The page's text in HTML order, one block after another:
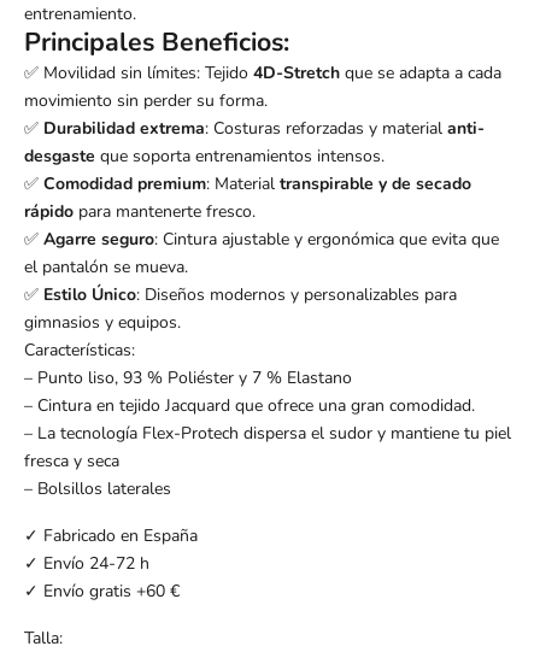
entrenamiento.
Principales Beneficios:
✅ Movilidad sin límites: Tejido 4D-Stretch que se adapta a cada
movimiento sin perder su forma.
✅ Durabilidad extrema: Costuras reforzadas y material anti-
desgaste que soporta entrenamientos intensos.
✅ Comodidad premium: Material transpirable y de secado
rápido para mantenerte fresco.
✅ Agarre seguro: Cintura ajustable y ergonómica que evita que
el pantalón se mueva.
✅ Estilo Único: Diseños modernos y personalizables para
gimnasios y equipos.
Características:
– Punto liso, 93 % Poliéster y 7 % Elastano
– Cintura en tejido Jacquard que ofrece una gran comodidad.
– La tecnología Flex-Protech dispersa el sudor y mantiene tu piel
fresca y seca
– Bolsillos laterales
✓ Fabricado en España
✓ Envío 24-72 h
✓ Envío gratis +60 €
Talla: